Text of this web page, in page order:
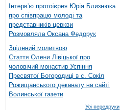
Інтерв’ю протоієрея Юрія Близнюка
про співпрацю молоді та
представників церкви
Розмовляла Оксана Федорук
Зцілений молитвою
Стаття Олени Лівіцької про
чоловічий монастир Успіння
Пресвятої Богородиці в с. Сокіл
Рожищанського деканату на сайті
Волинської газети
Усі передруки